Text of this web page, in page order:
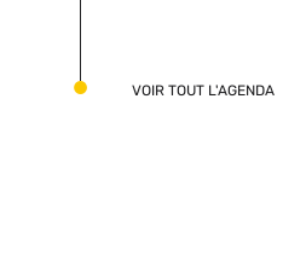
VOIR TOUT L'AGENDA